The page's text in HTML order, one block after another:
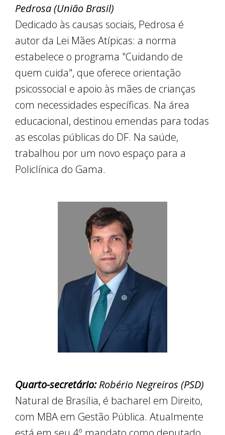
Pedrosa (União Brasil)
Dedicado às causas sociais, Pedrosa é
autor da Lei Mães Atípicas: a norma
estabelece o programa "Cuidando de
quem cuida", que oferece orientação
psicossocial e apoio às mães de crianças
com necessidades específicas. Na área
educacional, destinou emendas para todas
as escolas públicas do DF. Na saúde,
trabalhou por um novo espaço para a
Policlínica do Gama.
Quarto-secretário:Robério Negreiros (PSD)
Natural de Brasília, é bacharel em Direito,
com MBA em Gestão Pública. Atualmente